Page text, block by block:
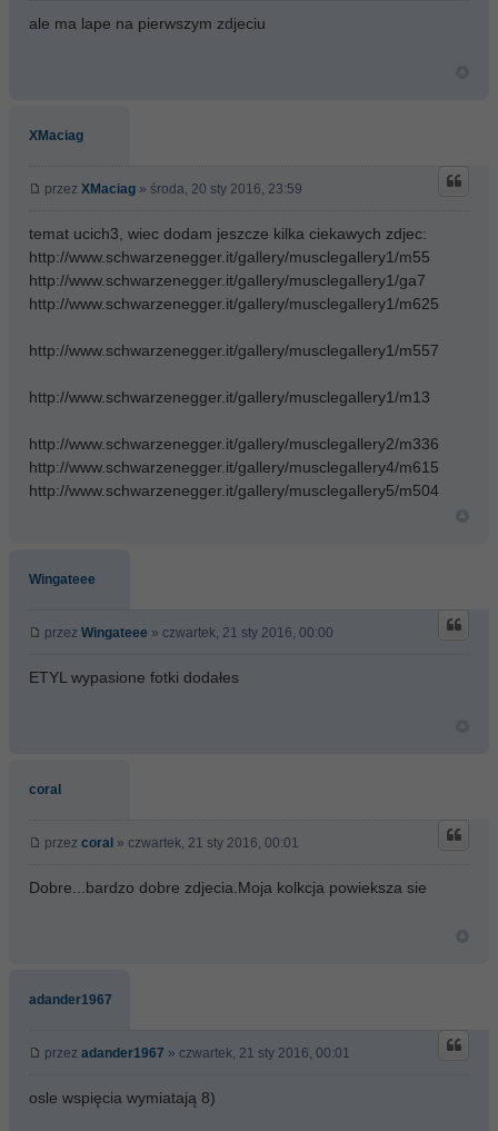
ale ma lape na pierwszym zdjeciu
XMaciag
przez XMaciag » środa, 20 sty 2016, 23:59
temat ucich3, wiec dodam jeszcze kilka ciekawych zdjec:
http://www.schwarzenegger.it/gallery/musclegallery1/m55
http://www.schwarzenegger.it/gallery/musclegallery1/ga7
http://www.schwarzenegger.it/gallery/musclegallery1/m625
http://www.schwarzenegger.it/gallery/musclegallery1/m557
http://www.schwarzenegger.it/gallery/musclegallery1/m13
http://www.schwarzenegger.it/gallery/musclegallery2/m336
http://www.schwarzenegger.it/gallery/musclegallery4/m615
http://www.schwarzenegger.it/gallery/musclegallery5/m504
Wingateee
przez Wingateee » czwartek, 21 sty 2016, 00:00
ETYL wypasione fotki dodałes
coral
przez coral » czwartek, 21 sty 2016, 00:01
Dobre...bardzo dobre zdjecia.Moja kolkcja powieksza sie
adander1967
przez adander1967 » czwartek, 21 sty 2016, 00:01
osle wspięcia wymiatają 8)